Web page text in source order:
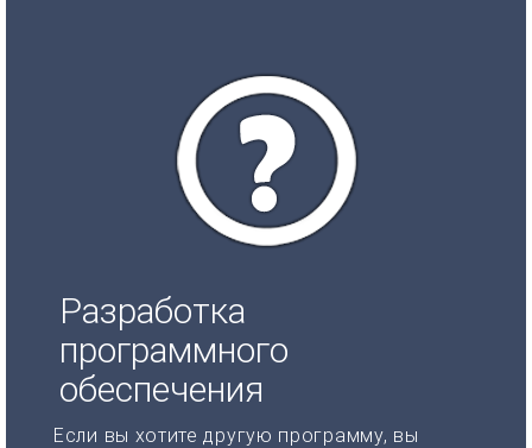
Разработка
программного
обеспечения
Если вы хотите другую программу, вы